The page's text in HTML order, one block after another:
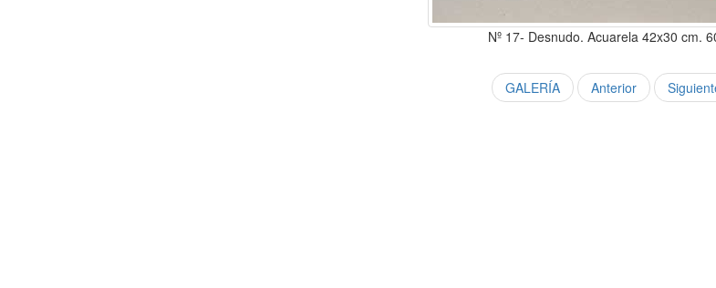
Nº 17- Desnudo. Acuarela 42x30 cm.
GALERÍA Anterior